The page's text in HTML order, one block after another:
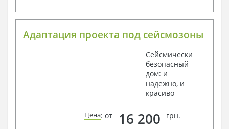
Адаптация проекта под сейсмозоны
Сейсмически
безопасный
дом: и
надежно, и
красиво
Цена: от 16 200 грн.